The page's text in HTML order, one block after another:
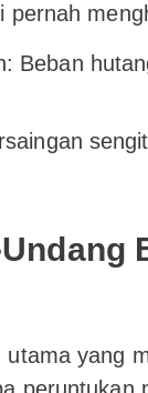
pernah
Beban
yang